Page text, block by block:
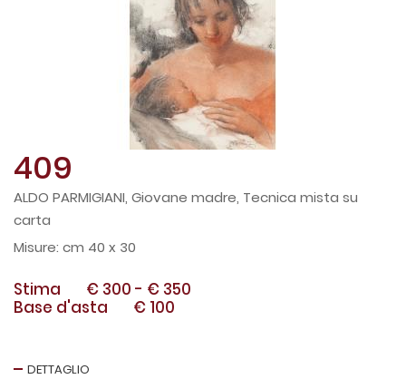
409
ALDO PARMIGIANI, Giovane madre, Tecnica mista su
carta
cm 40 x 30
Stima € 300 - € 350
Base d'asta
€ 100
DETTAGLIO